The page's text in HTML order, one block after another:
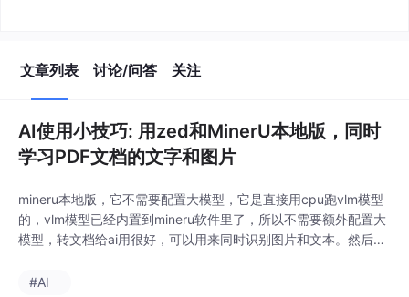
文章列表 讨论/问答 关注
AI使用小技巧: 用zed和MinerU本地版，同时
学习PDF文档的文字和图片
mineru本地版，它不需要配置大模型，它是直接用cpu跑vlm模型
的，vlm模型已经内置到mineru软件里了，所以不需要额外配置大
模型，转文档给ai用很好，可以用来同时识别图片和文本。然后加
mages子文件夹，我这里用zed里面自己的zed agent，加支持图
#AI